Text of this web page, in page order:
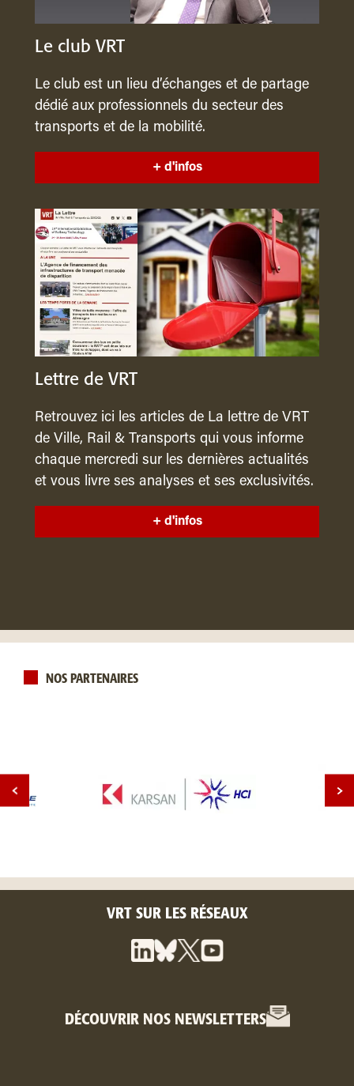
Le club VRT
Le club est un lieu d’échanges et de partage
dédié aux professionnels du secteur des
transports et de la mobilité.
+ d'infos
Lettre de VRT
Retrouvez ici les articles de La lettre de VRT
de Ville, Rail & Transports qui vous informe
chaque mercredi sur les dernières actualités
et vous livre ses analyses et ses exclusivités.
+ d'infos
NOS PARTENAIRES
VRT SUR LES RÉSEAUX
DÉCOUVRIR NOS NEWSLETTERS